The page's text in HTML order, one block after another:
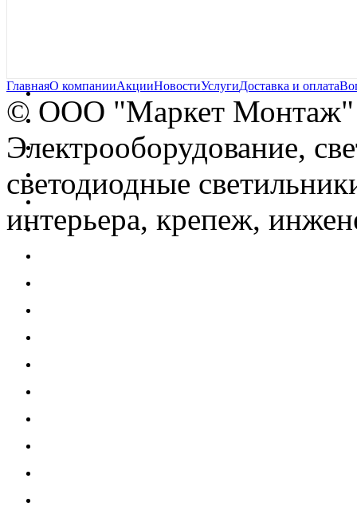
ГлавнаяО компанииАкцииНовостиУслугиДоставка и оплата
© OOO "Маркет Монтаж"
Электрооборудование,
светодиодные
интерьера, крепеж,